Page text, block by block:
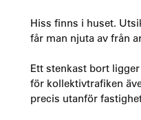
Hiss finns i huset.
får man njuta av från
Ett stenkast bort
för kollektivtrafiken
precis utanför